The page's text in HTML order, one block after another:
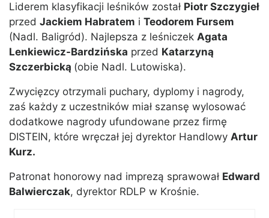
Liderem klasyfikacji leśników został Piotr Szczygieł
przed Jackiem Habratem i Teodorem Fursem
(Nadl. Baligród). Najlepsza z leśniczek Agata
Lenkiewicz-Bardzińska przed Katarzyną
Szczerbicką (obie Nadl. Lutowiska).
Zwycięzcy otrzymali puchary, dyplomy i nagrody,
zaś każdy z uczestników miał szansę wylosować
dodatkowe nagrody ufundowane przez firmę
DISTEIN, które wręczał jej dyrektor Handlowy Artur
Kurz.
Patronat honorowy nad imprezą sprawował Edward
Balwierczak, dyrektor RDLP w Krośnie.